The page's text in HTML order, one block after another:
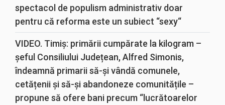
spectacol de populism administrativ doar
pentru că reforma este un subiect “sexy“
VIDEO. Timiș: primării cumpărate la kilogram –
șeful Consiliului Județean, Alfred Simonis,
îndeamnă primarii să-și vândă comunele,
cetățenii și să-și abandoneze comunitățile –
propune să ofere bani precum “lucrătoarelor